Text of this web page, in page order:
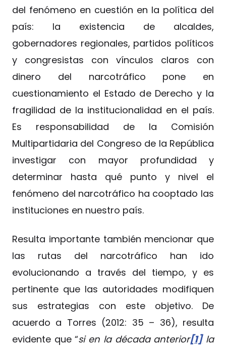
del fenómeno en cuestión en la política del
país: la existencia de alcaldes,
gobernadores regionales, partidos políticos
y congresistas con vínculos claros con
dinero del narcotráfico pone en
cuestionamiento el Estado de Derecho y la
fragilidad de la institucionalidad en el país.
Es responsabilidad de la Comisión
Multipartidaria del Congreso de la República
investigar con mayor profundidad y
determinar hasta qué punto y nivel el
fenómeno del narcotráfico ha cooptado las
instituciones en nuestro país.
Resulta importante también mencionar que
las rutas del narcotráfico han ido
evolucionando a través del tiempo, y es
pertinente que las autoridades modifiquen
sus estrategias con este objetivo. De
acuerdo a Torres (2012: 35 – 36), resulta
evidente que “si en la década anterior[1]la